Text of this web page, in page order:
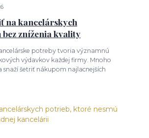
na kancelárskych
bez zníženia kvality
potreby tvoria významnú
výdavkov každej firmy. Mnoho
snaží šetriť nákupom najlacnejších